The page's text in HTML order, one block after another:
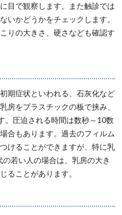
目で観察します。また触診では
いかどうかをチェックします。
りの大きさ、硬さなども確認す
期症状といわれる、石灰化など
房をプラスチックの板で挟み、
。圧迫される時間は数秒～10数
合もあります。過去のフィルム
けることができますが、特に乳
若い人の場合は、乳房の大き
ることがあります。